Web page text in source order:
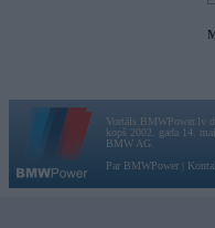
Vortāls BMWPower.lv
kopš 2002. gada 14.
BMW AG.
Par BMWPower